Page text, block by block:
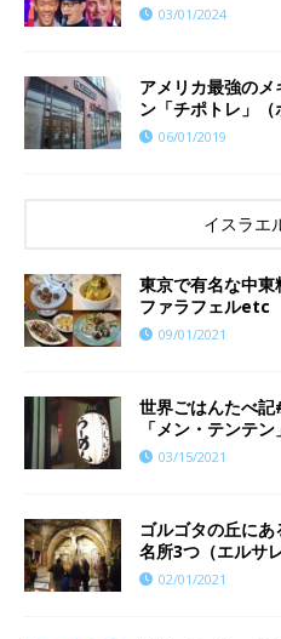
03/01/2024
アメリカ最強の
ン「チポトレ」（
06/01/2019
イスラエ
東京で有名な中東
ファラフェルetc
09/01/2021
世界ごはんたべ
「メン・テンテン
03/15/2021
ゴルゴタの丘に
名所3つ（エルサレ
02/01/2021